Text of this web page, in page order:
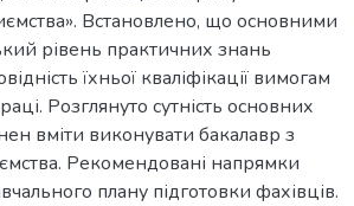
Встановлено, що основними
рівень практичних знань
їхньої кваліфікації вимогам
Розглянуто сутність основних
вміти виконувати бакалавр з
Рекомендовані напрямки
плану підготовки фахівців.